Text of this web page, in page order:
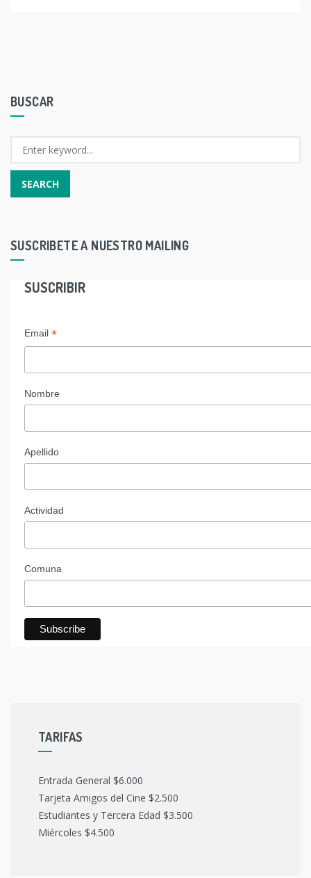
BUSCAR
SUSCRIBETE A NUESTRO MAILING
SUSCRIBIR
Email *
Nombre
Apellido
Actividad
Comuna
TARIFAS
Entrada General $6.000
Tarjeta Amigos del Cine $2.500
Estudiantes y Tercera Edad $3.500
Miércoles $4.500